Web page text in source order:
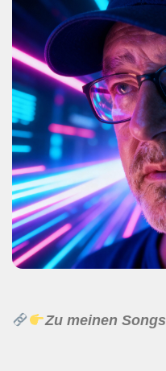
Zu meinen Songs